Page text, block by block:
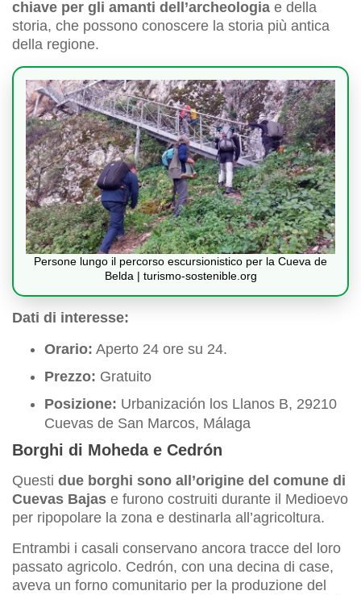
chiave per gli amanti dell’archeologia e della
storia, che possono conoscere la storia più antica
della regione.
Persone lungo il percorso escursionistico per la Cueva de
Belda | turismo-sostenible.org
Dati di interesse:
Orario: Aperto 24 ore su 24.
Prezzo: Gratuito
Posizione: Urbanización los Llanos B, 29210
Cuevas de San Marcos, Málaga
Borghi di Moheda e Cedrón
Questi due borghi sono all’origine del comune di
Cuevas Bajas e furono costruiti durante il Medioevo
per ripopolare la zona e destinarla all’agricoltura.
Entrambi i casali conservano ancora tracce del loro
passato agricolo. Cedrón, con una decina di case,
aveva un forno comunitario per la produzione del